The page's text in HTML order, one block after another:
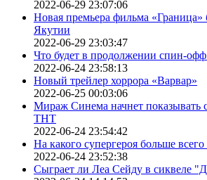
2022-06-29 23:07:06
Новая премьера фильма «Граница»
Якутии
2022-06-29 23:03:47
Что будет в продолжении спин-
2022-06-24 23:58:13
Новый трейлер хоррора «Варвар»
2022-06-25 00:03:06
Мираж Синема начнет показывать
ТНТ
2022-06-24 23:54:42
На какого супергероя больше
2022-06-24 23:52:38
Сыграет ли Леа Сейду в сиквеле